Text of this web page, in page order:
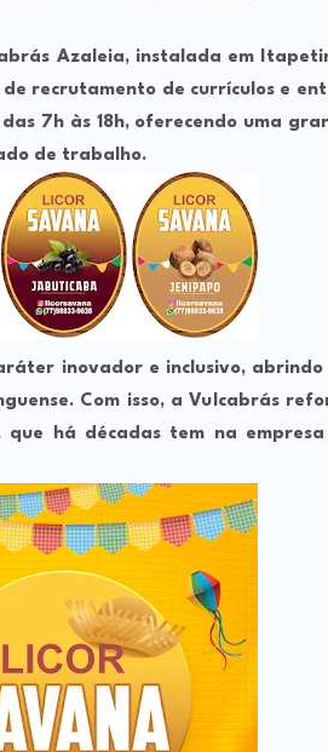
Azaleia, instalada em
recrutamento de currículos e
das 7h às 18h, oferecendo uma
de trabalho.
inovador e inclusivo,
Com isso, a Vulcabrás
há décadas tem na